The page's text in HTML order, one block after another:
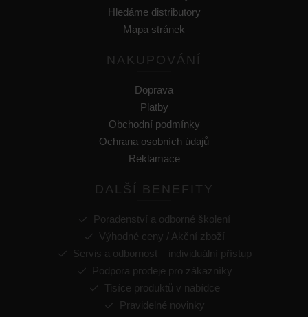
Hledáme distributory
Mapa stránek
NAKUPOVÁNÍ
Doprava
Platby
Obchodní podmínky
Ochrana osobních údajů
Reklamace
DALŠÍ BENEFITY
Poradenství a odborné školení
Výhodné ceny / Akční zboží
Servis a odbornost – individuální přístup
Podpora prodeje pro zákazníky
Tisíce produktů v nabídce
Pravidelné novinky